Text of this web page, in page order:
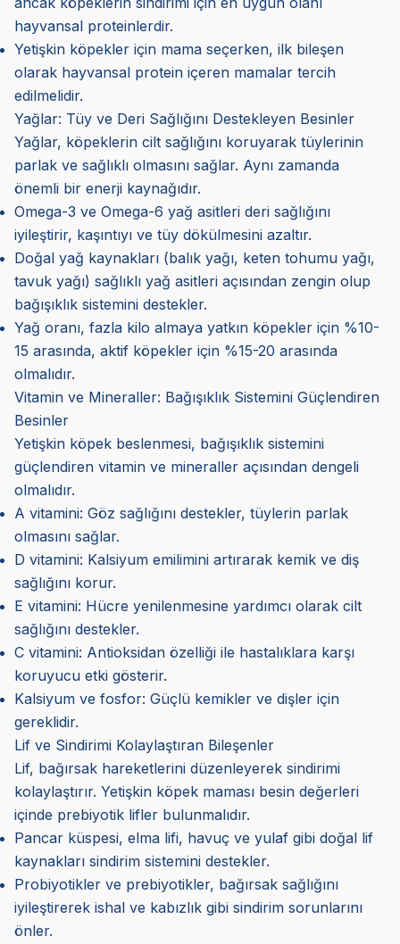
hayvansal proteinlerdir.
Yetişkin köpekler için mama seçerken, ilk bileşen
olarak hayvansal protein içeren mamalar tercih
edilmelidir.
Yağlar: Tüy ve Deri Sağlığını Destekleyen Besinler
Yağlar, köpeklerin cilt sağlığını koruyarak tüylerinin
parlak ve sağlıklı olmasını sağlar. Aynı zamanda
önemli bir enerji kaynağıdır.
Omega-3 ve Omega-6 yağ asitleri deri sağlığını
iyileştirir, kaşıntıyı ve tüy dökülmesini azaltır.
Doğal yağ kaynakları (balık yağı, keten tohumu yağı,
tavuk yağı) sağlıklı yağ asitleri açısından zengin olup
bağışıklık sistemini destekler.
Yağ oranı, fazla kilo almaya yatkın köpekler için %10-
15 arasında, aktif köpekler için %15-20 arasında
olmalıdır.
Vitamin ve Mineraller: Bağışıklık Sistemini Güçlendiren
Besinler
Yetişkin köpek beslenmesi, bağışıklık sistemini
güçlendiren vitamin ve mineraller açısından dengeli
olmalıdır.
A vitamini: Göz sağlığını destekler, tüylerin parlak
olmasını sağlar.
D vitamini: Kalsiyum emilimini artırarak kemik ve diş
sağlığını korur.
E vitamini: Hücre yenilenmesine yardımcı olarak cilt
sağlığını destekler.
C vitamini: Antioksidan özelliği ile hastalıklara karşı
koruyucu etki gösterir.
Kalsiyum ve fosfor: Güçlü kemikler ve dişler için
gereklidir.
Lif ve Sindirimi Kolaylaştıran Bileşenler
Lif, bağırsak hareketlerini düzenleyerek sindirimi
kolaylaştırır. Yetişkin köpek maması besin değerleri
içinde prebiyotik lifler bulunmalıdır.
Pancar küspesi, elma lifi, havuç ve yulaf gibi doğal lif
kaynakları sindirim sistemini destekler.
Probiyotikler ve prebiyotikler, bağırsak sağlığını
iyileştirerek ishal ve kabızlık gibi sindirim sorunlarını
önler.